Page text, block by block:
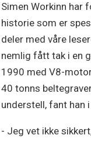
Simen Workinn har
historie som er
deler med våre
nemlig fått tak i en
1990 med V8-
40 tonns
understell, fant han
- Jeg vet ikke